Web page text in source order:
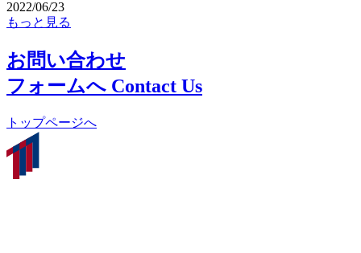
2022/06/23
もっと見る
お問い合わせ
フォームへ Contact Us
トップページへ